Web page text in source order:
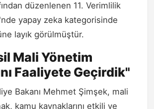
düzenlenen 11. Verimlilik
yapay zeka kategorisinde
layık görülmüştür.
Mali Yönetim
Faaliyete Geçirdik"
Bakanı Mehmet Şimşek, mali
kamu kaynaklarını etkili ve